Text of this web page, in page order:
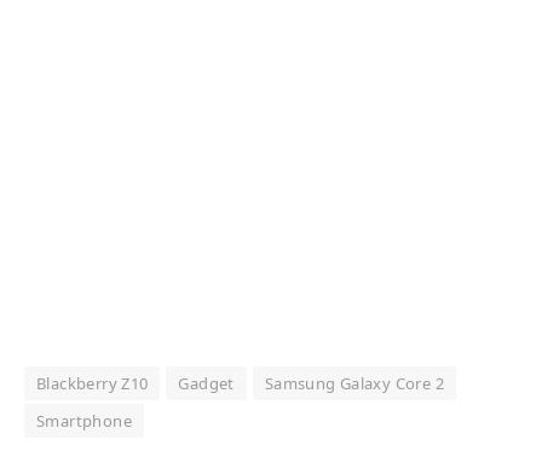
Blackberry Z10 Gadget
Samsung Galaxy Core 2
Smartphone